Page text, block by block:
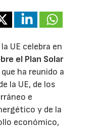
UE celebra en
el Plan Solar
ha reunido a
la UE, de los
e
y de la
económico,